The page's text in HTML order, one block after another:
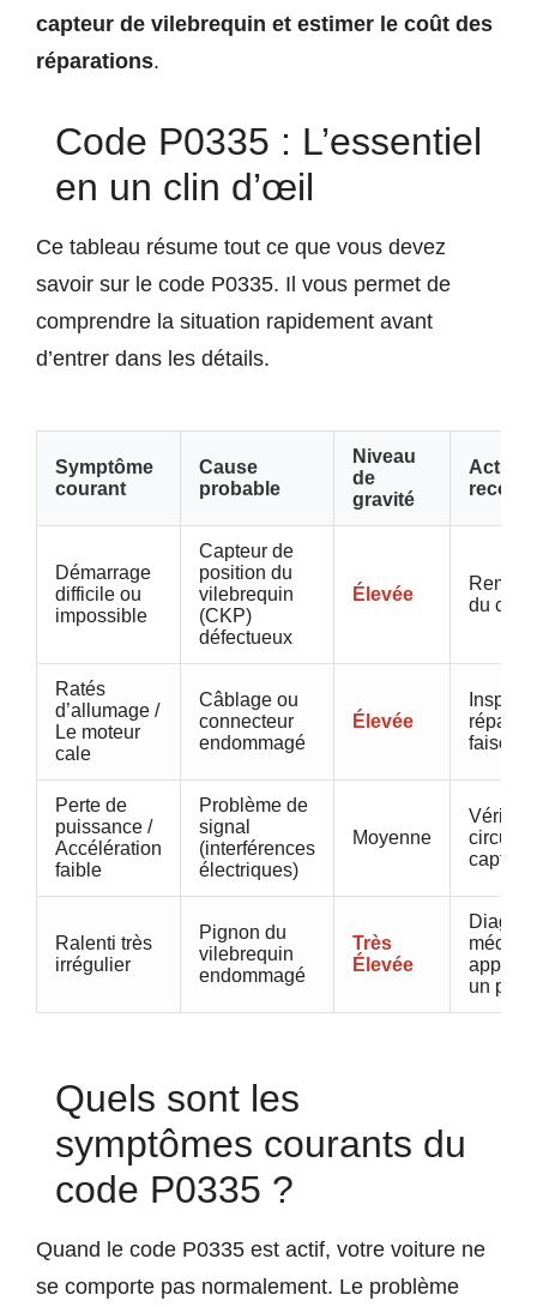
capteur de vilebrequin et estimer le coût des
réparations.
Code P0335 : L’essentiel
en un clin d’œil
Ce tableau résume tout ce que vous devez
savoir sur le code P0335. Il vous permet de
comprendre la situation rapidement avant
d’entrer dans les détails.
Symptôme
courant
Cause
probable
Niveau
de
gravité
Action
Démarrage
difficile ou
impossible
Capteur de
position du
vilebrequin
(CKP)
défectueux
Élevée
du
Ratés
d’allumage /
Le moteur
cale
Câblage ou
connecteur
endommagé
Élevée
Perte de
puissance /
Accélération
faible
Problème de
signal
(interférences
électriques)
Moyenne
Vérifier
circuit
capteur
Ralenti très
irrégulier
Pignon du
vilebrequin
endommagé
Très
Élevée
un pro
Quels sont les
symptômes courants du
code P0335 ?
Quand le code P0335 est actif, votre voiture ne
se comporte pas normalement. Le problème